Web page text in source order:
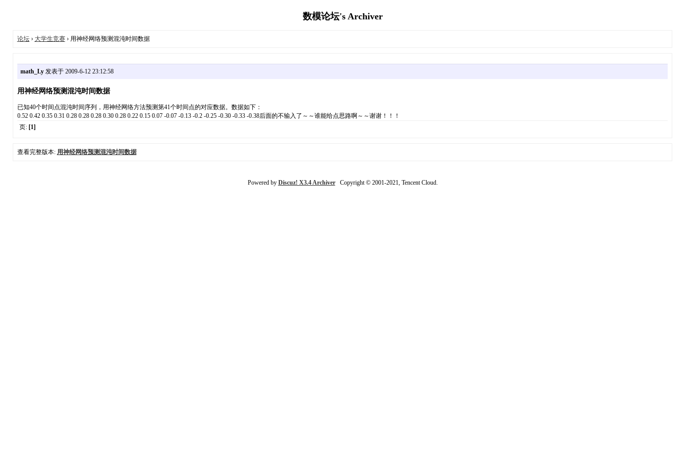
数模论坛's Archiver
论坛› 大学生竞赛› 用神经网络预测混沌时间数据
math_Ly发表于 2009-6-12 23:12:58
用神经网络预测混沌时间数据
已知40个时间点混沌时间序列，用神经网络方法预测第41个时间点的对应数据。数据如下：
0.52 0.42 0.35 0.31 0.28 0.28 0.28 0.30 0.28 0.22 0.15 0.07 -0.07 -0.13 -0.2 -0.25 -0.30 -0.33 -0.38后面的不输入了～～谁能给点思路啊～～谢谢！！！
页: [1]
查看完整版本: 用神经网络预测混沌时间数据
Powered by Discuz! X3.4 ArchiverCopyright © 2001-2021, Tencent Cloud.